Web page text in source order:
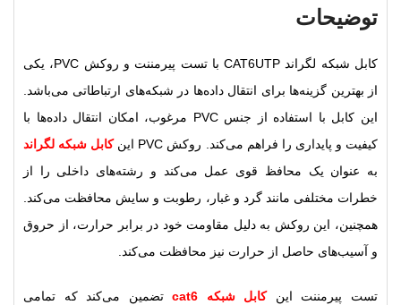
توضیحات
کابل شبکه لگراند CAT6UTP با تست پیرمننت و روکش PVC، یکی
از بهترین گزینه‌ها برای انتقال داده‌ها در شبکه‌های ارتباطاتی می‌باشد.
این کابل با استفاده از جنس PVC مرغوب، امکان انتقال داده‌ها با
کیفیت و پایداری را فراهم می‌کند. روکش PVC این
کابل شبکه لگراند
به عنوان یک محافظ قوی عمل می‌کند و رشته‌های داخلی را از
خطرات مختلفی مانند گرد و غبار، رطوبت و سایش محافظت می‌کند.
همچنین، این روکش به دلیل مقاومت خود در برابر حرارت، از حروق
و آسیب‌های حاصل از حرارت نیز محافظت می‌کند.
تست پیرمننت اینکابل شبکه cat6
تضمین می‌کند که تمامی